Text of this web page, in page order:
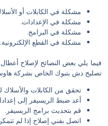
مشكلة في الكابلات أو
مشكلة في الإعدادات.
مشكلة في البرامج.
مشكلة في القطع الإلكترونية.
فيما يلي بعض النصائح لإصلاح
تصليح دش بتبوك الخاص بشركة
تحقق من الكابلات
أعد ضبط الريسيفر إلى
قم بتحديث برامج الريسيفر.
اتصل بفني إصلاح إذا لم